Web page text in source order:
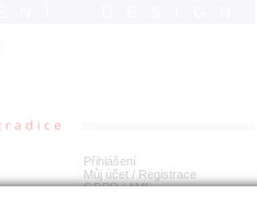
Přihlášení
Můj účet / Registrace
GDPR/AML